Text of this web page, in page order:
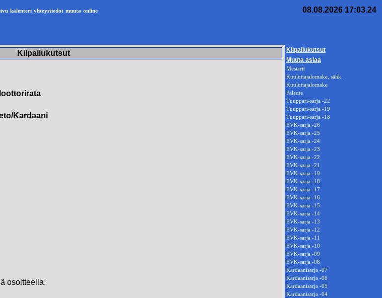
kalenteri yhteystiedot muuta online 08.08.2026 17:03.24
Kilpailukutsut
Kardaani
osoitteella:
Kilpailukutsut
Muuta asiaa
Mestarit
Kuuluttajalomake, sähk.
Kuuluttajalomake
Palaute
Tuuppari-sarja -22
Tuuppari-sarja -19
Tuuppari-sarja -18
EVK-sarja -26
EVK-sarja -25
EVK-sarja -24
EVK-sarja -23
EVK-sarja -22
EVK-sarja -21
EVK-sarja -19
EVK-sarja -18
EVK-sarja -17
EVK-sarja -16
EVK-sarja -15
EVK-sarja -14
EVK-sarja -13
EVK-sarja -12
EVK-sarja -11
EVK-sarja -10
EVK-sarja -09
EVK-sarja -08
Kardaanisarja -07
Kardaanisarja -06
Kardaanisarja -05
Kardaanisarja -04